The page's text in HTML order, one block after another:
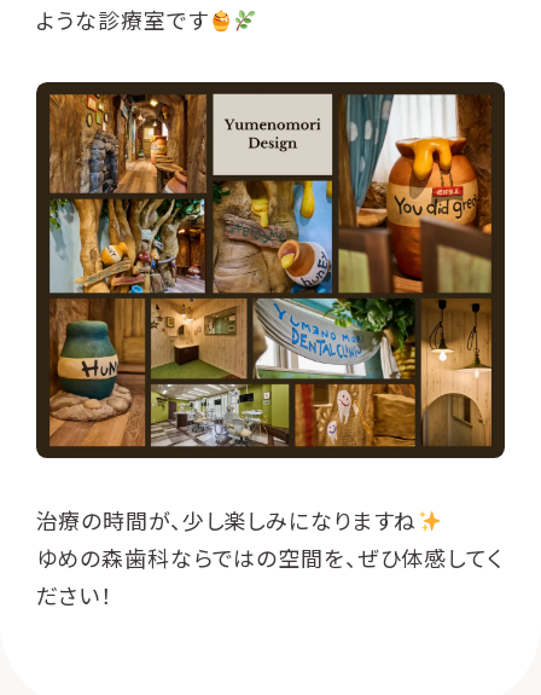
ような診療室です
治療の時間が、少し楽しみになりますね
ゆめの森歯科ならではの空間を、ぜひ体感してく
ださい！